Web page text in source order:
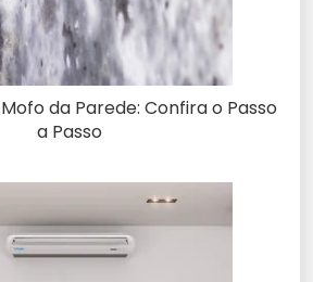
da Parede: Confira o Passo
a Passo